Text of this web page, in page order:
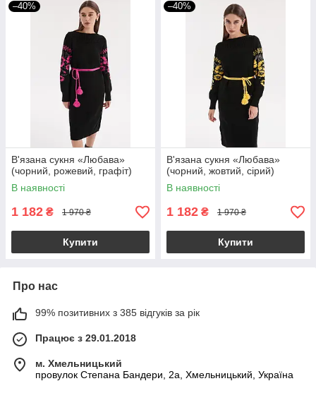
–40%
В'язана сукня «Любава»
(чорний, рожевий, графіт)
В наявності
1 182 ₴ 1 970 ₴
Купити
–40%
В'язана сукня «Любава»
(чорний, жовтий, сірий)
В наявності
1 182 ₴ 1 970 ₴
Купити
Про нас
99% позитивних з 385 відгуків за рік
Працює з 29.01.2018
м. Хмельницький
провулок Степана Бандери, 2a, Хмельницький, Україна